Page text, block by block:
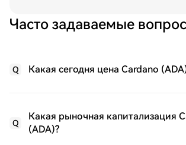
Часто задаваемые
Q Какая сегодня цена Cardano
Q
Какая рыночная капитализация
(ADA)?